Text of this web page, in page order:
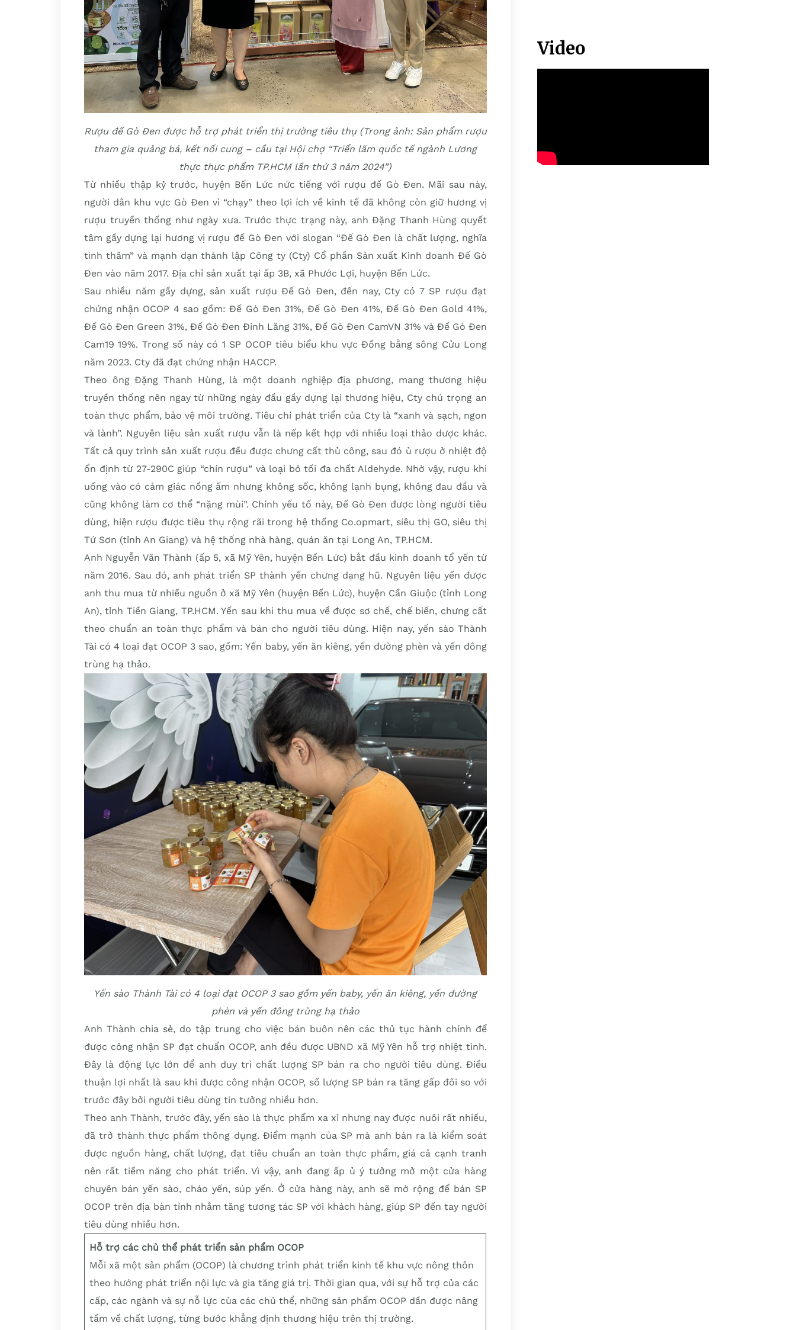
Rượu đế Gò Đen được hỗ trợ phát triển thị trường tiêu thụ (Trong ảnh: Sản phẩm rượu
tham gia quảng bá, kết nối cung – cầu tại Hội chợ “Triển lãm quốc tế ngành Lương
thực thực phẩm TP.HCM lần thứ 3 năm 2024”)
Từ nhiều thập kỷ trước, huyện Bến Lức nức tiếng với rượu đế Gò Đen. Mãi sau này,
người dân khu vực Gò Đen vì “chạy” theo lợi ích về kinh tế đã không còn giữ hương vị
rượu truyền thống như ngày xưa. Trước thực trạng này, anh Đặng Thanh Hùng quyết
tâm gầy dựng lại hương vị rượu đế Gò Đen với slogan “Đế Gò Đen là chất lượng, nghĩa
tình thâm” và mạnh dạn thành lập Công ty (Cty) Cổ phần Sản xuất Kinh doanh Đế Gò
Đen vào năm 2017. Địa chỉ sản xuất tại ấp 3B, xã Phước Lợi, huyện Bến Lức.
Sau nhiều năm gầy dựng, sản xuất rượu Đế Gò Đen, đến nay, Cty có 7 SP rượu đạt
chứng nhận OCOP 4 sao gồm: Đế Gò Đen 31%, Đế Gò Đen 41%, Đế Gò Đen Gold 41%,
Đế Gò Đen Green 31%, Đế Gò Đen Đinh Lăng 31%, Đế Gò Đen CamVN 31% và Đế Gò Đen
Cam19 19%. Trong số này có 1 SP OCOP tiêu biểu khu vực Đồng bằng sông Cửu Long
năm 2023. Cty đã đạt chứng nhận HACCP.
Theo ông Đặng Thanh Hùng, là một doanh nghiệp địa phương, mang thương hiệu
truyền thống nên ngay từ những ngày đầu gầy dựng lại thương hiệu, Cty chú trọng an
toàn thực phẩm, bảo vệ môi trường. Tiêu chí phát triển của Cty là “xanh và sạch, ngon
và lành”. Nguyên liệu sản xuất rượu vẫn là nếp kết hợp với nhiều loại thảo dược khác.
Tất cả quy trình sản xuất rượu đều được chưng cất thủ công, sau đó ủ rượu ở nhiệt độ
ổn định từ 27-290C giúp “chín rượu” và loại bỏ tối đa chất Aldehyde. Nhờ vậy, rượu khi
uống vào có cảm giác nồng ấm nhưng không sốc, không lạnh bụng, không đau đầu và
cũng không làm cơ thể “nặng mùi”. Chính yếu tố này, Đế Gò Đen được lòng người tiêu
dùng, hiện rượu được tiêu thụ rộng rãi trong hệ thống Co.opmart, siêu thị GO, siêu thị
Tứ Sơn (tỉnh An Giang) và hệ thống nhà hàng, quán ăn tại Long An, TP.HCM.
Anh Nguyễn Văn Thành (ấp 5, xã Mỹ Yên, huyện Bến Lức) bắt đầu kinh doanh tổ yến từ
năm 2016. Sau đó, anh phát triển SP thành yến chưng dạng hũ. Nguyên liệu yến được
anh thu mua từ nhiều nguồn ở xã Mỹ Yên (huyện Bến Lức), huyện Cần Giuộc (tỉnh Long
An), tỉnh Tiền Giang, TP.HCM. Yến sau khi thu mua về được sơ chế, chế biến, chưng cất
theo chuẩn an toàn thực phẩm và bán cho người tiêu dùng. Hiện nay, yến sào Thành
Tài có 4 loại đạt OCOP 3 sao, gồm: Yến baby, yến ăn kiêng, yến đường phèn và yến đông
trùng hạ thảo.
Yến sào Thành Tài có 4 loại đạt OCOP 3 sao gồm yến baby, yến ăn kiêng, yến đường
phèn và yến đông trùng hạ thảo
Anh Thành chia sẻ, do tập trung cho việc bán buôn nên các thủ tục hành chính để
được công nhận SP đạt chuẩn OCOP, anh đều được UBND xã Mỹ Yên hỗ trợ nhiệt tình.
Đây là động lực lớn để anh duy trì chất lượng SP bán ra cho người tiêu dùng. Điều
thuận lợi nhất là sau khi được công nhận OCOP, số lượng SP bán ra tăng gấp đôi so với
trước đây bởi người tiêu dùng tin tưởng nhiều hơn.
Theo anh Thành, trước đây, yến sào là thực phẩm xa xỉ nhưng nay được nuôi rất nhiều,
đã trở thành thực phẩm thông dụng. Điểm mạnh của SP mà anh bán ra là kiểm soát
được nguồn hàng, chất lượng, đạt tiêu chuẩn an toàn thực phẩm, giá cả cạnh tranh
nên rất tiềm năng cho phát triển. Vì vậy, anh đang ấp ủ ý tưởng mở một cửa hàng
chuyên bán yến sào, cháo yến, súp yến. Ở cửa hàng này, anh sẽ mở rộng để bán SP
OCOP trên địa bàn tỉnh nhằm tăng tương tác SP với khách hàng, giúp SP đến tay người
tiêu dùng nhiều hơn.
Hỗ trợ các chủ thể phát triển sản phẩm OCOP
Mỗi xã một sản phẩm (OCOP) là chương trình phát triển kinh tế khu vực nông thôn
theo hướng phát triển nội lực và gia tăng giá trị. Thời gian qua, với sự hỗ trợ của các
cấp, các ngành và sự nỗ lực của các chủ thể, những sản phẩm OCOP dần được nâng
tầm về chất lượng, từng bước khẳng định thương hiệu trên thị trường.
Video